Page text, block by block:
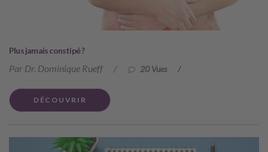
Plus jamais constipé ?
Par Dr. Dominique Rueff / 20 Vues /
DÉCOUVRIR